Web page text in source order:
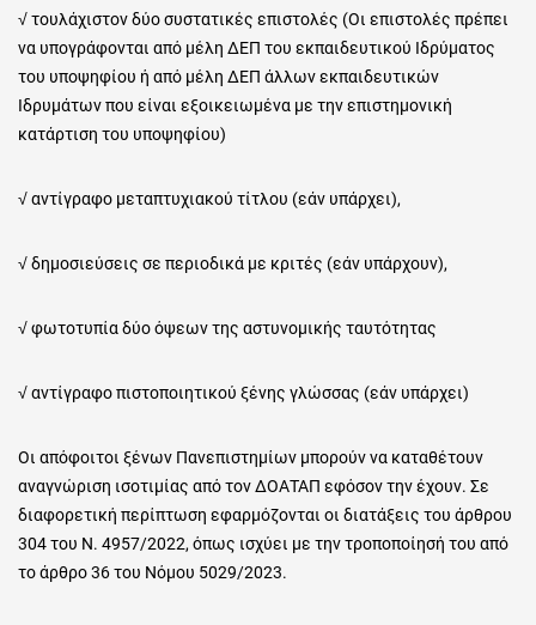
√ τουλάχιστον δύο συστατικές επιστολές (Οι επιστολές πρέπει
να υπογράφονται από μέλη ΔΕΠ του εκπαιδευτικού Ιδρύματος
του υποψηφίου ή από μέλη ΔΕΠ άλλων εκπαιδευτικών
Ιδρυμάτων που είναι εξοικειωμένα με την επιστημονική
κατάρτιση του υποψηφίου)
√ αντίγραφο μεταπτυχιακού τίτλου (εάν υπάρχει),
√ δημοσιεύσεις σε περιοδικά με κριτές (εάν υπάρχουν),
√ φωτοτυπία δύο όψεων της αστυνομικής ταυτότητας
√ αντίγραφο πιστοποιητικού ξένης γλώσσας (εάν υπάρχει)
Οι απόφοιτοι ξένων Πανεπιστημίων μπορούν να καταθέτουν
αναγνώριση ισοτιμίας από τον ΔΟΑΤΑΠ εφόσον την έχουν. Σε
διαφορετική περίπτωση εφαρμόζονται οι διατάξεις του άρθρου
304 του Ν. 4957/2022, όπως ισχύει με την τροποποίησή του από
το άρθρο 36 του Νόμου 5029/2023.